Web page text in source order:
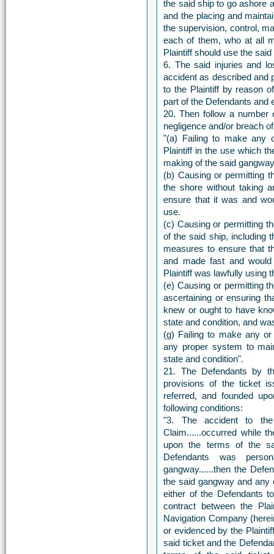
the said ship to go ashore
and the placing and
the supervision, control,
each of them, who at all
Plaintiff should use the
6. The said injuries and
accident as described and
to the Plaintiff by reason
part of the Defendants and
20. Then follow a number
negligence and/or breach
"(a) Failing to make any
Plaintiff in the use which
making of the said
(b) Causing or permitting
the shore without taking
ensure that it was and
use.
(c) Causing or permitting
of the said ship, including
measures to ensure that
and made fast and
Plaintiff was lawfully using
(e) Causing or permitting
ascertaining or ensuring
knew or ought to have
state and condition, and
(g) Failing to make any
any proper system to
state and condition".
21. The Defendants by
provisions of the ticket
referred, and founded
following conditions:
"3. The accident to
Claim......occurred while
upon the terms of the
Defendants was
gangway......then the
the said gangway and
either of the Defendants
contract between the
Navigation Company
or evidenced by the
said ticket and the